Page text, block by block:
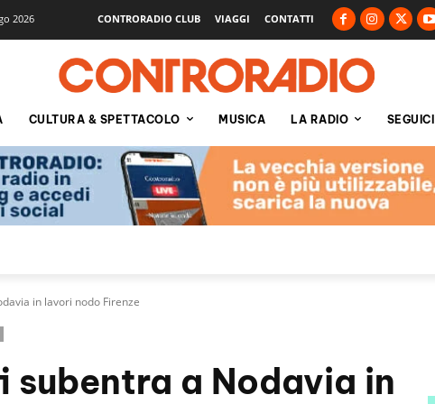
2026 CONTRORADIO CLUB VIAGGI CONTATTI
CULTURA & SPETTACOLO MUSICA LA RADIO SEGUICI
in lavori nodo Firenze
subentra a Nodavia in